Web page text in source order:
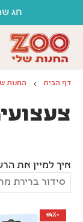
חג
דף הבית החנות
איך למיין את
-14%